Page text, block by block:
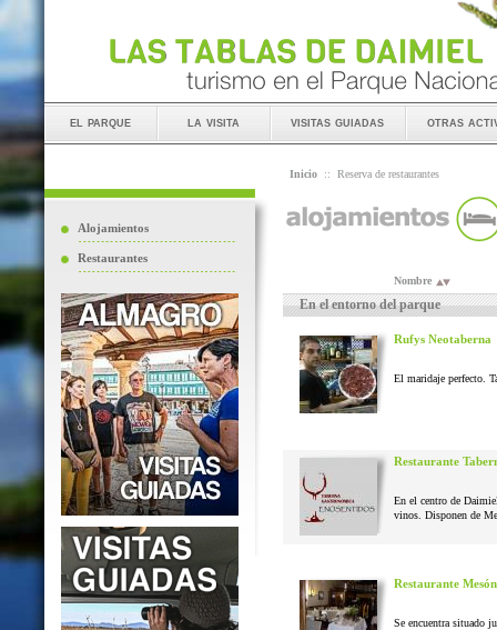
el parque la visita visitas guiadas otras
Alojamientos
Restaurantes
Inicio :: Reserva de restaurantes
Nombre
En el entorno del parque
Rufys Neotaberna
El maridaje perfecto.
Restaurante
En el centro de
vinos. Disponen de
Restaurante
Se encuentra situado